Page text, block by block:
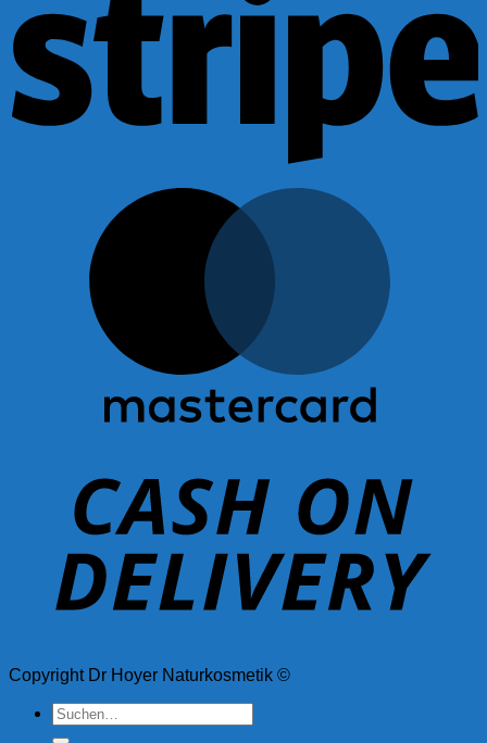
Copyright Dr Hoyer Naturkosmetik ©
Suche
nach: